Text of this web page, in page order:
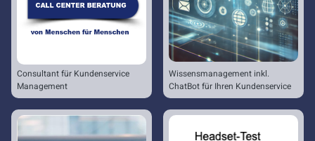
Consultant für Kundenservice
Management
Wissensmanagement inkl.
ChatBot für Ihren Kundenservice